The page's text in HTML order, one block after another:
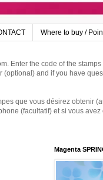
Where to buy /
Enter the code of the
and if you have
que vous désirez obtenir
(facultatif) et si vous
Magenta